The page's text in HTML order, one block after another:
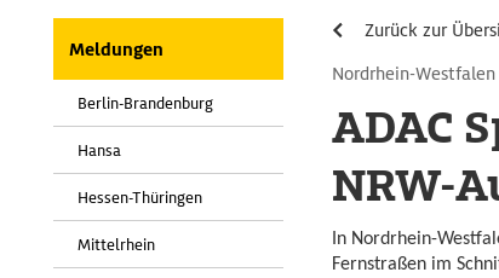
Meldungen
Berlin-Brandenburg
Hansa
Hessen-Thüringen
Mittelrhein
Zurück zur
Nordrhein-Westfalen
ADAC
NRW-
In Nordrhein-
Fernstraßen im